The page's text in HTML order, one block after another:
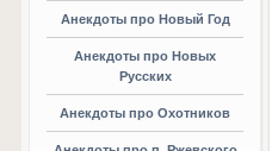
Анекдоты про Новый Год
Анекдоты про Новых
Русских
Анекдоты про Охотников